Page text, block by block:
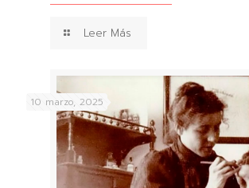
Leer Más
10 marzo, 2025